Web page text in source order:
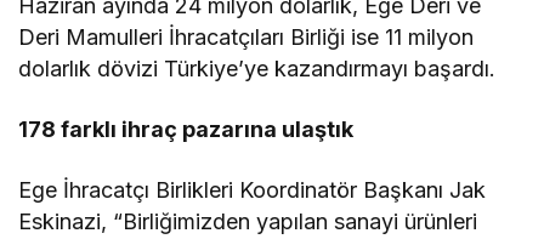
Haziran ayında 24 milyon dolarlık, Ege Deri ve
Deri Mamulleri İhracatçıları Birliği ise 11 milyon
dolarlık dövizi Türkiye’ye kazandırmayı başardı.
178 farklı ihraç pazarına ulaştık
Ege İhracatçı Birlikleri Koordinatör Başkanı Jak
Eskinazi, “Birliğimizden yapılan sanayi ürünleri